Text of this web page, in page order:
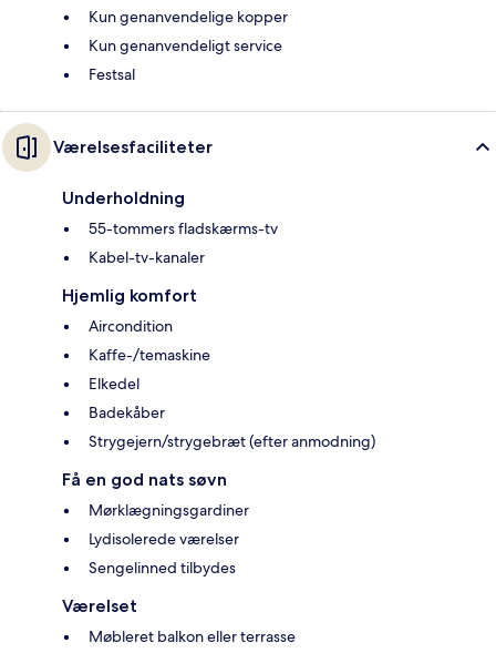
Kun genanvendelige kopper
Kun genanvendeligt service
Festsal
Værelsesfaciliteter
Underholdning
55-tommers fladskærms-tv
Kabel-tv-kanaler
Hjemlig komfort
Aircondition
Kaffe-/temaskine
Elkedel
Badekåber
Strygejern/strygebræt (efter anmodning)
Få en god nats søvn
Mørklægningsgardiner
Lydisolerede værelser
Sengelinned tilbydes
Værelset
Møbleret balkon eller terrasse